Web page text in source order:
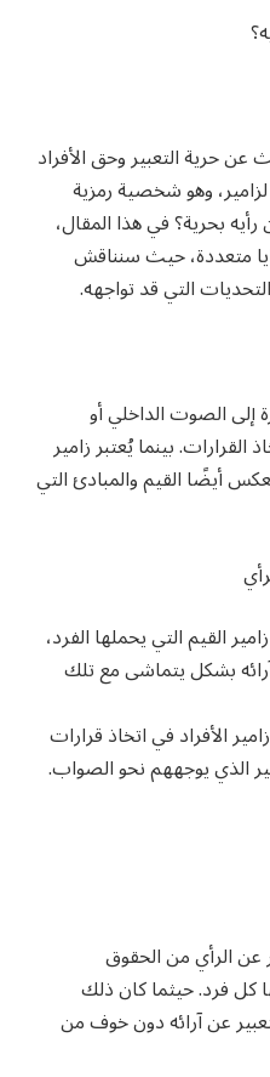
عن حرية التعبير وحق الأفراد
وهو شخصية رمزية
بحرية؟ في هذا المقال،
متعددة، حيث سنناقش
التي قد تواجهه.
الصوت الداخلي أو
القرارات. بينما يُعتبر زامير
أيضًا القيم والمبادئ التي
القيم التي يحملها الفرد،
بشكل يتماشى مع تلك
الأفراد في اتخاذ قرارات
الذي يوجههم نحو الصواب.
عن الرأي من الحقوق
كل فرد. حيثما كان ذلك
عن آرائه دون خوف من